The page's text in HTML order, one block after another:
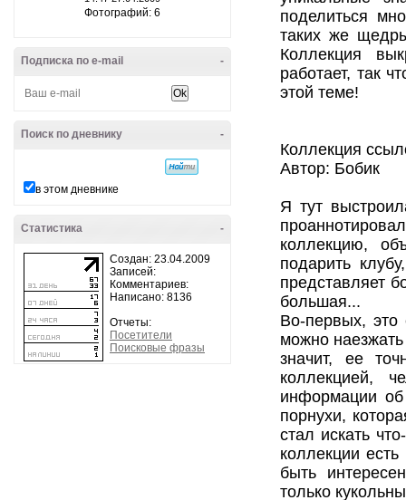
Фотографий: 6
-
Подписка по e-mail
-
Поиск по дневнику
в этом дневнике
-
Статистика
Создан: 23.04.2009
Записей:
Комментариев:
Написано: 8136
Отчеты:
Посетители
Поисковые фразы
поделиться
таких же
Коллекция
работает, так
этой теме!
Коллекция
Автор: Бобик
Я тут
коллекцию,
подарить
представляет
большая...
Во-первых, это
можно
значит, ее
коллекцией,
информации об
порнухи,
стал искать
коллекции
быть
только